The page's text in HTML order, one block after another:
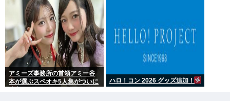
アミーズ事務所の首領アミー谷
本が選ぶスペオキ5人集がついに
ハロ！コン 2026 グッズ追加！